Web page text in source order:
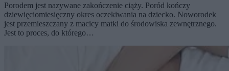
Porodem jest nazywane zakończenie ciąży. Poród kończy
dziewięciomiesięczny okres oczekiwania na dziecko. Noworodek
jest przemieszczany z macicy matki do środowiska zewnętrznego.
Jest to proces, do którego…